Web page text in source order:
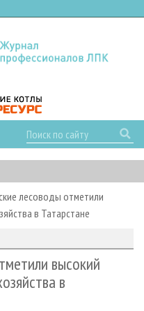
лесоводы отметили
в Татарстане
высокий
в